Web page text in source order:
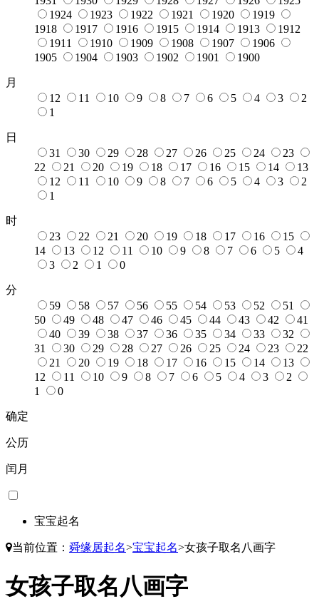
1924
1923 1922 1921 1920
1919
1918
1917 1916 1915 1914 1913
1912
1911
1910 1909 1908 1907
1906
1905
1904 1903 1902 1901 1900
月
12
11 10 9 8 7 6 5 4 3
2
1
日
31
30 29 28 27 26 25 24
23
22
21 20 19 18 17 16 15 14
13
12
11 10 9 8 7 6 5 4 3
2
1
时
23
22 21 20 19 18 17 16
15
14
13 12 11 10 9 8 7 6 5
4
3
2 1 0
分
59
58 57 56 55 54 53 52
51
50
49 48 47 46 45 44 43 42
41
40
39 38 37 36 35 34 33
32
31
30 29 28 27 26 25 24 23
22
21
20 19 18 17 16 15 14
13
12
11 10 9 8 7 6 5 4 3
2
1
0
确定
公历
闰月
宝宝起名
当前位置： 舜缘居起名>宝宝起名>女孩子取名八画字
女孩子取名八画字